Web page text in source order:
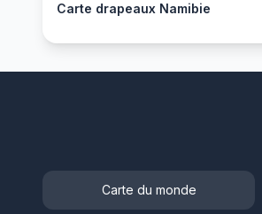
Carte drapeaux Namibie
Carte du monde